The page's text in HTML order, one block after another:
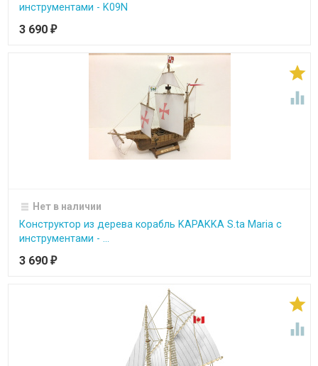
инструментами - K09N
3 690 ₽


Нет в наличии
Конструктор из дерева корабль KAPAKKA S.ta Maria с
инструментами - ...
3 690 ₽

